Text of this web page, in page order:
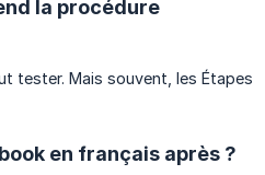
la procédure
tester. Mais souvent, les Étapes
en français après ?